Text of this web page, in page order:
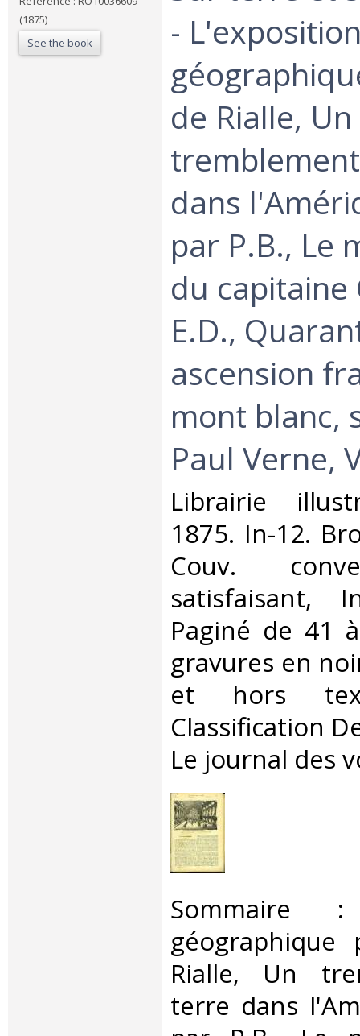
(1875)
See the book
-
de Rialle, Un
dans
par P.B., Le
du capitaine
E.D.,
ascension
mont blanc,
Paul Verne,
‎Librairie
1875. In-12.
Couv.
satisfaisant,
Paginé de 41
gravures en
et hors
Classification
Le journal des
‎Sommaire :
Rialle, Un
terre dans